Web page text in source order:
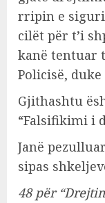
rripin e
cilët për t’i
kanë tentuar
Policisë,
Gjithashtu
“Falsifikimi i
Janë
sipas
48 për